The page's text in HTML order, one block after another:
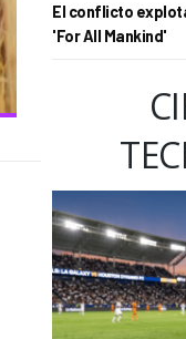
El conflicto
'For All Mankind'